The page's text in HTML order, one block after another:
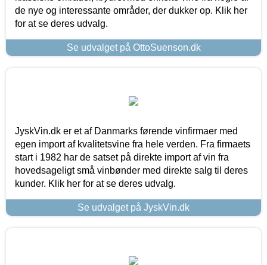
de nye og interessante områder, der dukker op. Klik her
for at se deres udvalg.
Se udvalget på OttoSuenson.dk
JyskVin.dk er et af Danmarks førende vinfirmaer med
egen import af kvalitetsvine fra hele verden. Fra firmaets
start i 1982 har de satset på direkte import af vin fra
hovedsageligt små vinbønder med direkte salg til deres
kunder. Klik her for at se deres udvalg.
Se udvalget på JyskVin.dk